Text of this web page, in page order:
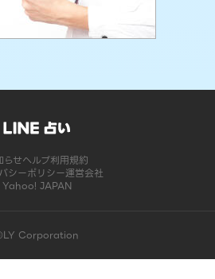
らせヘルプ利用規約
シーポリシー運営会社
Yahoo! JAPAN
Corporation
了しました | LINE占い